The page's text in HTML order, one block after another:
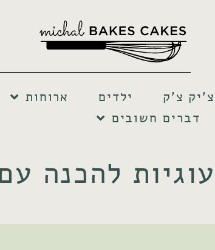
צ'יק צ'ק ילדים ארוחות
דברים חשובים
עוגיות להכנה